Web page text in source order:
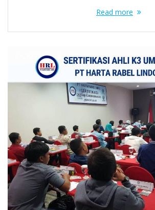
Read more